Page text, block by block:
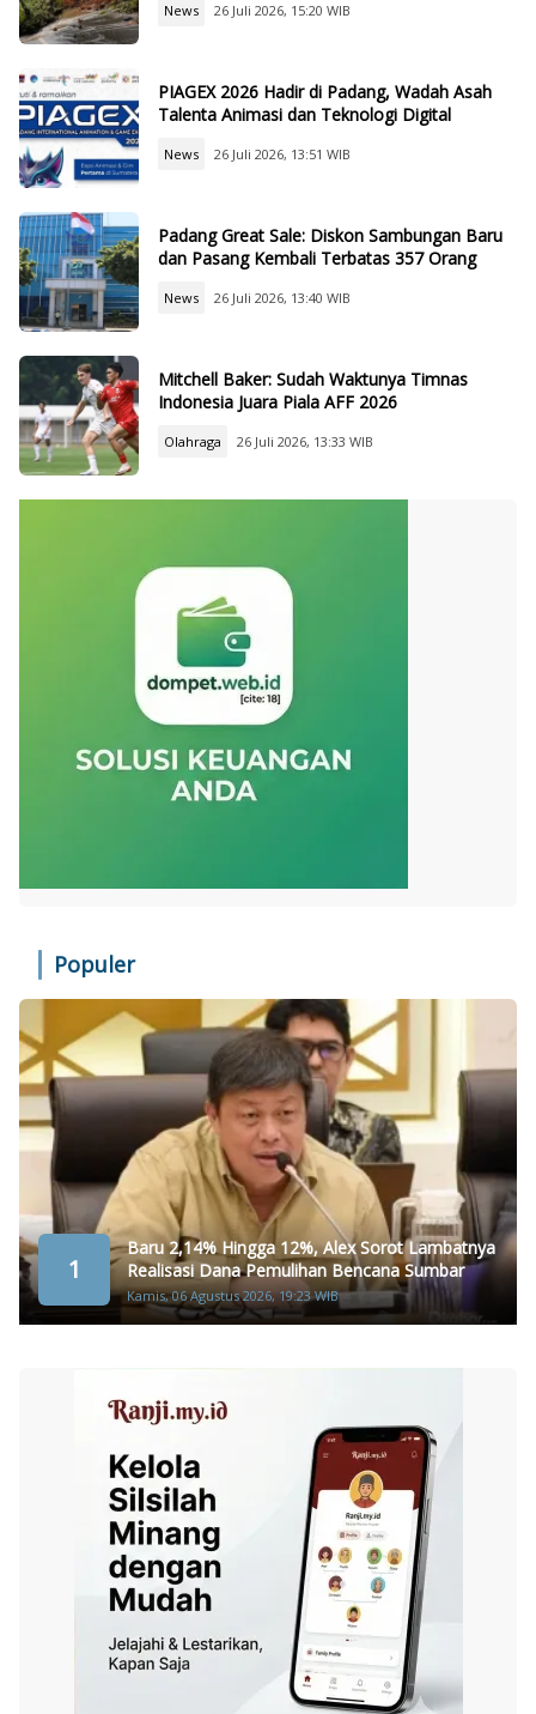
News 26 Juli 2026, 15:20 WIB
PIAGEX 2026 Hadir di Padang, Wadah Asah
Talenta Animasi dan Teknologi Digital
News 26 Juli 2026, 13:51 WIB
Padang Great Sale: Diskon Sambungan Baru
dan Pasang Kembali Terbatas 357 Orang
News 26 Juli 2026, 13:40 WIB
Mitchell Baker: Sudah Waktunya Timnas
Indonesia Juara Piala AFF 2026
Olahraga 26 Juli 2026, 13:33 WIB
Populer
1
Baru 2,14% Hingga 12%, Alex Sorot Lambatnya
Realisasi Dana Pemulihan Bencana Sumbar
Kamis, 06 Agustus 2026, 19:23 WIB